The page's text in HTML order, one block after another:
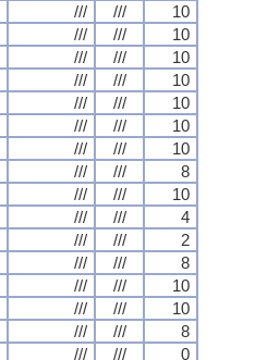
/// ///
10
/// ///
10
/// ///
10
/// ///
10
/// ///
10
/// ///
10
/// ///
10
/// ///
8
/// ///
10
/// ///
4
/// ///
2
/// ///
8
/// ///
10
/// ///
10
/// ///
8
/// ///
0